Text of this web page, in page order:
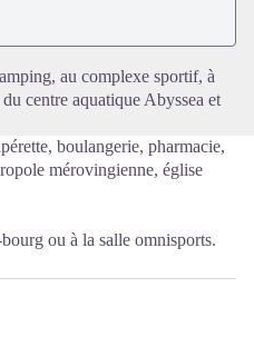
au complexe sportif, à
centre aquatique Abyssea et
boulangerie, pharmacie,
mérovingienne, église
ou à la salle omnisports.